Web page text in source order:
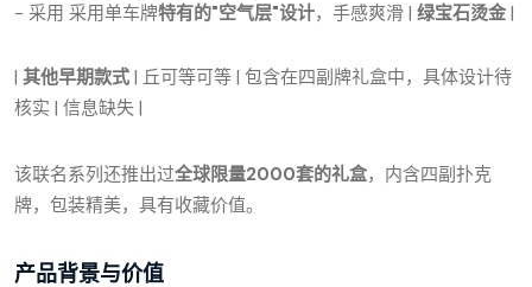
- 采用 采用单车牌特有的"空气层"设计，手感爽滑 | 绿宝石烫金 |
| 其他早期款式 | 丘可等可等 | 包含在四副牌礼盒中，具体设计待
核实 | 信息缺失 |
该联名系列还推出过全球限量2000套的礼盒，内含四副扑克
牌，包装精美，具有收藏价值。
产品背景与价值